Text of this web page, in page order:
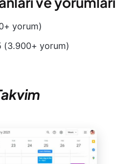
yorum)
(3.900+ yorum)